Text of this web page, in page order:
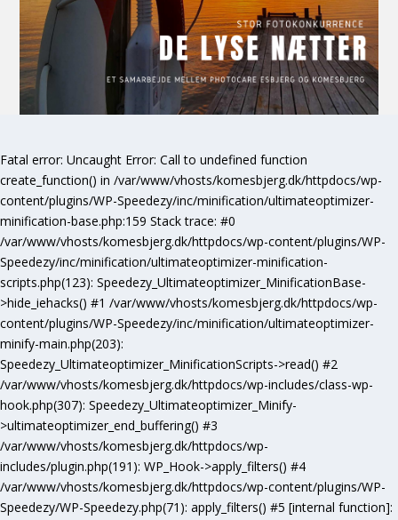
Fatal error: Uncaught Error: Call to undefined function
create_function() in /var/www/vhosts/komesbjerg.dk/httpdocs/wp-
content/plugins/WP-Speedezy/inc/minification/ultimateoptimizer-
minification-base.php:159 Stack trace: #0
/var/www/vhosts/komesbjerg.dk/httpdocs/wp-content/plugins/WP-
Speedezy/inc/minification/ultimateoptimizer-minification-
scripts.php(123): Speedezy_Ultimateoptimizer_MinificationBase-
>hide_iehacks() #1 /var/www/vhosts/komesbjerg.dk/httpdocs/wp-
content/plugins/WP-Speedezy/inc/minification/ultimateoptimizer-
minify-main.php(203):
Speedezy_Ultimateoptimizer_MinificationScripts->read() #2
/var/www/vhosts/komesbjerg.dk/httpdocs/wp-includes/class-wp-
hook.php(307): Speedezy_Ultimateoptimizer_Minify-
>ultimateoptimizer_end_buffering() #3
/var/www/vhosts/komesbjerg.dk/httpdocs/wp-
includes/plugin.php(191): WP_Hook->apply_filters() #4
/var/www/vhosts/komesbjerg.dk/httpdocs/wp-content/plugins/WP-
Speedezy/WP-Speedezy.php(71): apply_filters() #5 [internal function]: